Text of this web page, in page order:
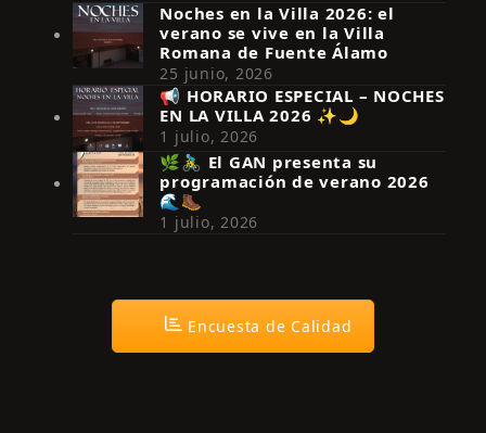
Síguenos en Instagram
Noches en la Villa 2026: el
verano se vive en la Villa
Romana de Fuente Álamo
25 junio, 2026
📢 HORARIO ESPECIAL – NOCHES
EN LA VILLA 2026 ✨🌙
1 julio, 2026
🌿🚴‍♂️ El GAN presenta su
programación de verano 2026
🌊🥾
1 julio, 2026
Encuesta de Calidad